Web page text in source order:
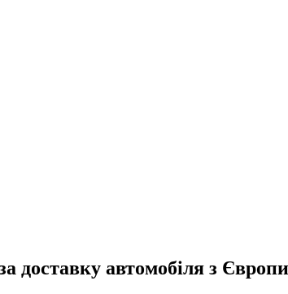
доставку автомобіля з